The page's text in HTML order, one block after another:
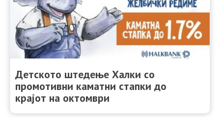
Детското штедење Халки со
промотивни каматни стапки до
крајот на октомври